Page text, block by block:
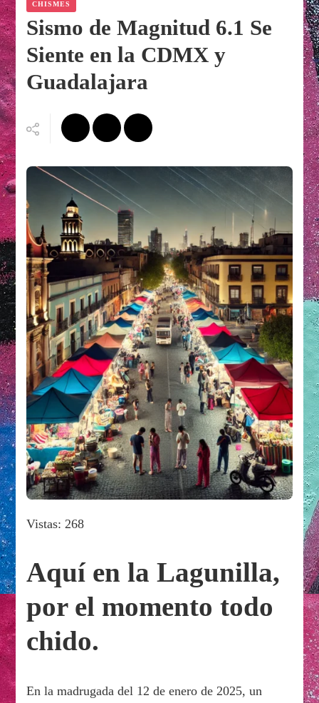
CHISMES
Sismo de Magnitud 6.1 Se
Siente en la CDMX y
Guadalajara
Vistas: 268
Aquí en la Lagunilla,
por el momento todo
chido.
En la madrugada del 12 de enero de 2025, un